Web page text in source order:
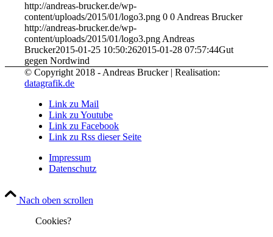
http://andreas-brucker.de/wp-
content/uploads/2015/01/logo3.png 0 0 Andreas Brucker
http://andreas-brucker.de/wp-
content/uploads/2015/01/logo3.png Andreas
Brucker2015-01-25 10:50:262015-01-28 07:57:44Gut
gegen Nordwind
© Copyright 2018 - Andreas Brucker | Realisation:
datagrafik.de
Link zu Mail
Link zu Youtube
Link zu Facebook
Link zu Rss dieser Seite
Impressum
Datenschutz
Nach oben scrollen
Cookies?